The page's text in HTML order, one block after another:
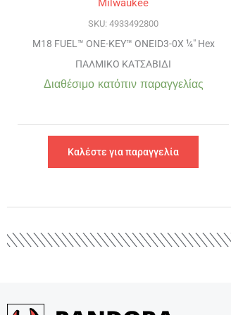
Milwaukee
SKU: 4933492800
M18 FUEL™ ONE-KEY™ ONEID3-0X ¼″ Hex
ΠΑΛΜΙΚΟ ΚΑΤΣΑΒΙΔΙ
Διαθέσιμο κατόπιν παραγγελίας
Καλέστε για παραγγελία